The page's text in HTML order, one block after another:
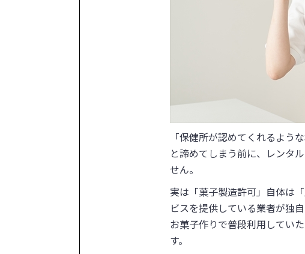
「保健所が認めてくれるよう
と諦めてしまう前に、レンタ
せん。
実は「菓子製造許可」自体は
ビスを提供している業者が独
お菓子作りで普段利用してい
す。